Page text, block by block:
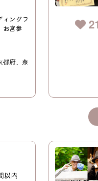
ィングフ
お宮参
都府
奈
以内